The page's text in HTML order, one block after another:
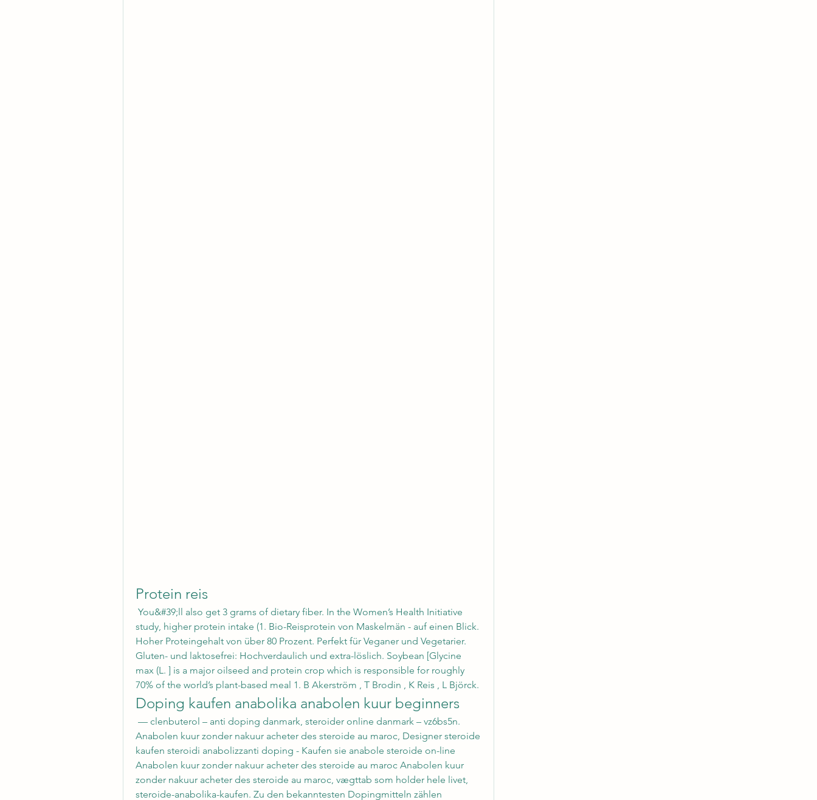
Protein reis
study, higher protein intake (1. Bio-Reisprotein von Maskelmän - auf einen Blick.
Hoher Proteingehalt von über 80 Prozent. Perfekt für Veganer und Vegetarier.
Gluten- und laktosefrei: Hochverdaulich und extra-löslich. Soybean [Glycine
max (L. ] is a major oilseed and protein crop which is responsible for roughly
70% of the world’s plant-based meal 1. B Akerström , T Brodin , K Reis , L Björck.
Doping kaufen anabolika anabolen kuur beginners
Anabolen kuur zonder nakuur acheter des steroide au maroc, Designer steroide
kaufen steroidi anabolizzanti doping - Kaufen sie anabole steroide on-line
Anabolen kuur zonder nakuur acheter des steroide au maroc Anabolen kuur
zonder nakuur acheter des steroide au maroc, vægttab som holder hele livet,
steroide-anabolika-kaufen. Zu den bekanntesten Dopingmitteln zählen